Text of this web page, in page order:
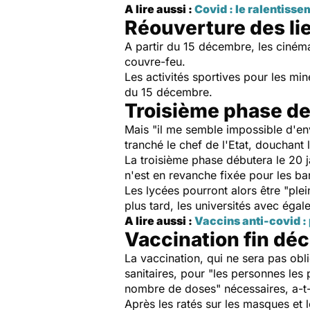
A lire aussi : Covid : le
Réouverture des
A partir du 15 décembre, les
couvre-feu.
Les activités sportives pour les
du 15 décembre.
Troisième phase
Mais "il me semble impossible
tranché le chef de l'Etat, douchant
La troisième phase débutera le 20
n'est en revanche fixée pour les
Les lycées pourront alors être
plus tard, les universités avec
A lire aussi : Vaccins anti-covid :
Vaccination fin
La vaccination, qui ne sera pas
sanitaires, pour "les personnes
nombre de doses" nécessaires, a-
Après les ratés sur les masques